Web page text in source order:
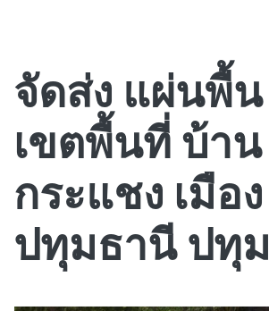
จัดส่ง แผ่นพื้
เขตพื้นที่ บ้าน
กระแชง เมือง
ปทุมธานี ปทุ